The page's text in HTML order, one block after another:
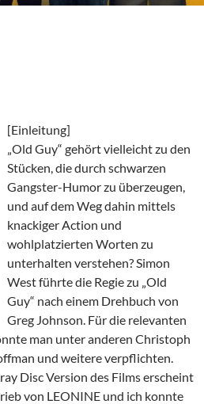
[Einleitung]
„Old Guy“ gehört vielleicht zu den
Stücken, die durch schwarzen
Gangster-Humor zu überzeugen,
und auf dem Weg dahin mittels
knackiger Action und
wohlplatzierten Worten zu
unterhalten verstehen? Simon
West führte die Regie zu „Old
Guy“ nach einem Drehbuch von
Greg Johnson. Für die relevanten
man unter anderen Christoph
und weitere verpflichten.
Disc Version des Films erscheint
von LEONINE und ich konnte